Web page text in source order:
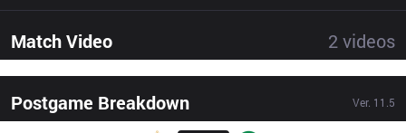
Match Video 2 videos
Postgame Breakdown Ver. 11.5